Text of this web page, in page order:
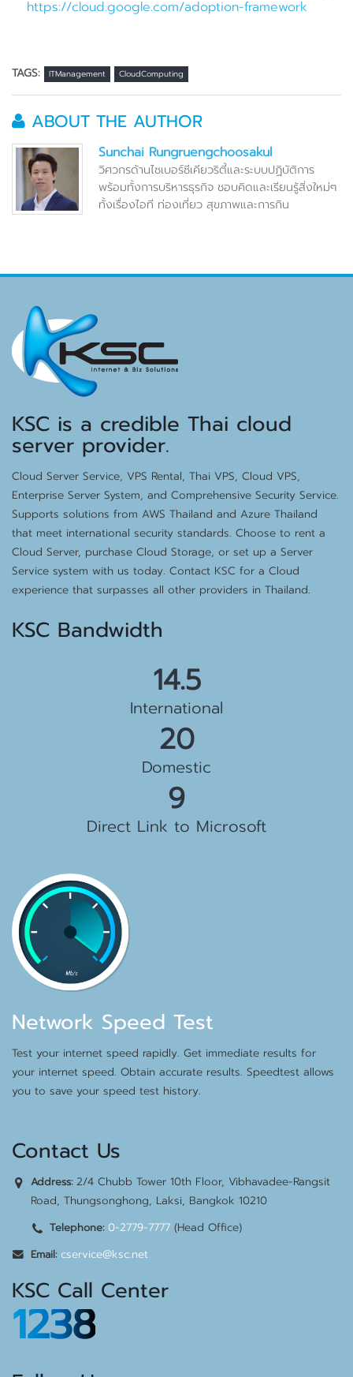
https://cloud.google.com/adoption-framework
TAGS: ITManagement CloudComputing
ABOUT THE AUTHOR
Sunchai Rungruengchoosakul
วิศวกรด้านไซเบอร์ซีเคียวริตี้และระบบปฏิบัติการ
พร้อมทั้งการบริหารธุรกิจ ชอบคิดและเรียนรู้สิ่งใหม่ๆ
ทั้งเรื่องไอที ท่องเที่ยว สุขภาพและการกิน
KSC is a credible Thai cloud
server provider.
Cloud Server Service, VPS Rental, Thai VPS, Cloud VPS,
Enterprise Server System, and Comprehensive Security Service.
Supports solutions from AWS Thailand and Azure Thailand
that meet international security standards. Choose to rent a
Cloud Server, purchase Cloud Storage, or set up a Server
Service system with us today. Contact KSC for a Cloud
experience that surpasses all other providers in Thailand.
KSC Bandwidth
15.5 Gbps
International
23 Gbps
Domestic
10 Gbps
Direct Link to Microsoft
Network Speed Test
Test your internet speed rapidly. Get immediate results for
your internet speed. Obtain accurate results. Speedtest allows
you to save your speed test history.
Contact Us
Address:2/4 Chubb Tower 10th Floor, Vibhavadee-Rangsit
Road, Thungsonghong, Laksi, Bangkok 10210
Telephone: 0-2779-7777 (Head Office)
Email: cservice@ksc.net
KSC Call Center
1238